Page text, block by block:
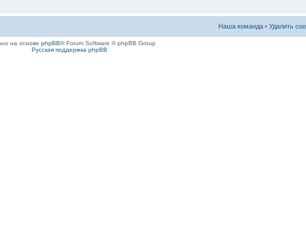
Наша команда • Удалить
на основе phpBB® Forum Software © phpBB Group
Русская поддержка phpBB